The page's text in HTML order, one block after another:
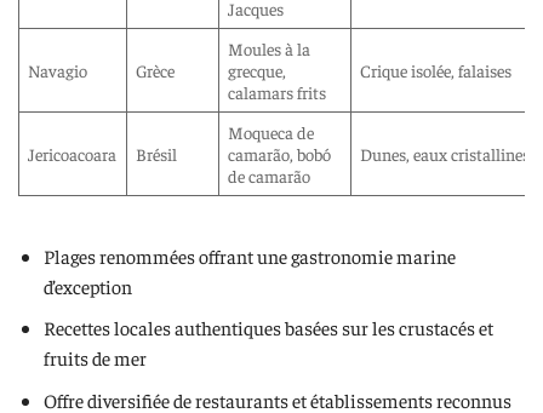
Jacques
Navagio Grèce
Moules à la
grecque,
calamars frits
Crique isolée, falaises
Jericoacoara Brésil
Moqueca de
camarão, bobó
de camarão
Dunes, eaux cristallines
Plages renommées offrant une gastronomie marine
d’exception
Recettes locales authentiques basées sur les crustacés et
fruits de mer
Offre diversifiée de restaurants et établissements reconnus